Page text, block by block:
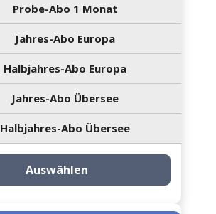
Probe-Abo 1 Monat
Jahres-Abo Europa
Halbjahres-Abo Europa
Jahres-Abo Übersee
Halbjahres-Abo Übersee
Auswählen